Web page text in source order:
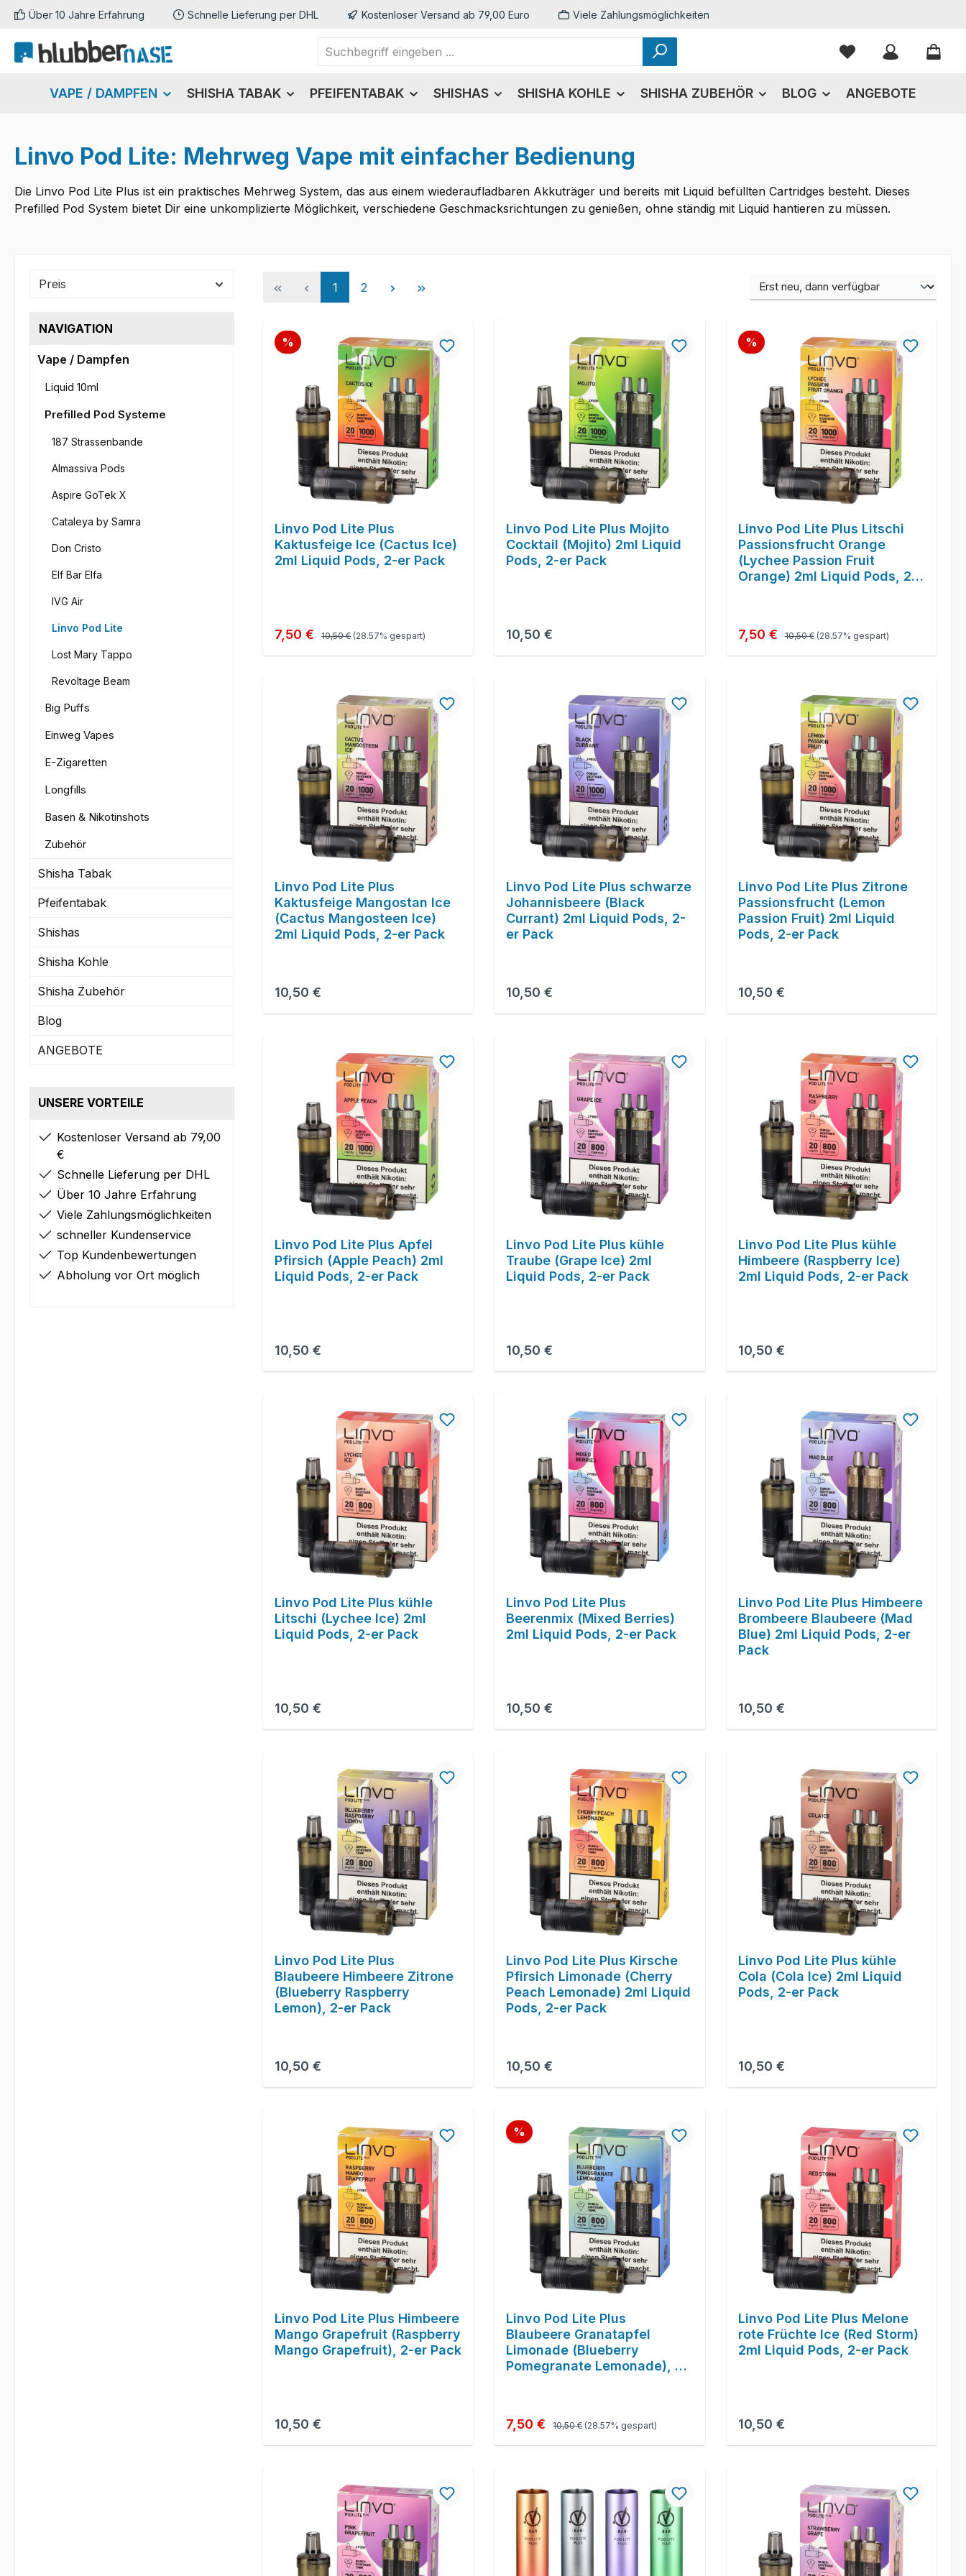
Hauptinhalt springen
Zur Suche springen
Zur Hauptnavigation springen
Über 10 Jahre Erfahrung Schnelle Lieferung per DHL Kostenloser Versand ab 79,00 Euro Viele Zahlungsmöglichkeiten
Du hast 0
VAPE / DAMPFEN SHISHA TABAK PFEIFENTABAK SHISHAS SHISHA KOHLE SHISHA ZUBEHÖR BLOG ANGEBOTE
Linvo Pod Lite: Mehrweg Vape mit einfacher Bedienung
Die Linvo Pod Lite Plus ist ein praktisches Mehrweg System, das aus einem wiederaufladbaren Akkuträger und bereits mit Liquid befüllten Cartridges besteht. Dieses
Prefilled Pod System bietet Dir eine unkomplizierte Möglichkeit, verschiedene Geschmacksrichtungen zu genießen, ohne ständig mit Liquid hantieren zu müssen.
Preis
NAVIGATION
Vape / Dampfen
Liquid 10ml
Prefilled Pod Systeme
187 Strassenbande
Almassiva Pods
Aspire GoTek X
Cataleya by Samra
Don Cristo
Elf Bar Elfa
IVG Air
Linvo Pod Lite
Lost Mary Tappo
Revoltage Beam
Big Puffs
Einweg Vapes
E-Zigaretten
Longfills
Basen & Nikotinshots
Zubehör
Shisha Tabak
Pfeifentabak
Shishas
Shisha Kohle
Shisha Zubehör
Blog
ANGEBOTE
UNSERE VORTEILE
Kostenloser Versand ab 79,00
€
Schnelle Lieferung per DHL
Über 10 Jahre Erfahrung
Viele Zahlungsmöglichkeiten
schneller Kundenservice
Top Kundenbewertungen
Abholung vor Ort möglich
Seite
1 Seite
2
% Rabatt
Linvo Pod Lite Plus
Kaktusfeige Ice (Cactus Ice)
2ml Liquid Pods, 2-er Pack
Verkaufspreis:
7,50 € Regulärer Preis:
10,50 € (28.57% gespart)
Linvo Pod Lite Plus Mojito
Cocktail (Mojito) 2ml Liquid
Pods, 2-er Pack
Regulärer Preis:
10,50 €
% Rabatt
Linvo Pod Lite Plus Litschi
Passionsfrucht Orange
(Lychee Passion Fruit
Orange) 2ml Liquid Pods, 2-
Verkaufspreis:
7,50 € Regulärer Preis:
10,50 € (28.57% gespart)
Linvo Pod Lite Plus
Kaktusfeige Mangostan Ice
(Cactus Mangosteen Ice)
2ml Liquid Pods, 2-er Pack
Regulärer Preis:
10,50 €
Linvo Pod Lite Plus schwarze
Johannisbeere (Black
Currant) 2ml Liquid Pods, 2-
er Pack
Regulärer Preis:
10,50 €
Linvo Pod Lite Plus Zitrone
Passionsfrucht (Lemon
Passion Fruit) 2ml Liquid
Pods, 2-er Pack
Regulärer Preis:
10,50 €
Linvo Pod Lite Plus Apfel
Pfirsich (Apple Peach) 2ml
Liquid Pods, 2-er Pack
Regulärer Preis:
10,50 €
Linvo Pod Lite Plus kühle
Traube (Grape Ice) 2ml
Liquid Pods, 2-er Pack
Regulärer Preis:
10,50 €
Linvo Pod Lite Plus kühle
Himbeere (Raspberry Ice)
2ml Liquid Pods, 2-er Pack
Regulärer Preis:
10,50 €
Linvo Pod Lite Plus kühle
Litschi (Lychee Ice) 2ml
Liquid Pods, 2-er Pack
Regulärer Preis:
10,50 €
Linvo Pod Lite Plus
Beerenmix (Mixed Berries)
2ml Liquid Pods, 2-er Pack
Regulärer Preis:
10,50 €
Linvo Pod Lite Plus Himbeere
Brombeere Blaubeere (Mad
Blue) 2ml Liquid Pods, 2-er
Pack
Regulärer Preis:
10,50 €
Linvo Pod Lite Plus
Blaubeere Himbeere Zitrone
(Blueberry Raspberry
Lemon), 2-er Pack
Regulärer Preis:
10,50 €
Linvo Pod Lite Plus Kirsche
Pfirsich Limonade (Cherry
Peach Lemonade) 2ml Liquid
Pods, 2-er Pack
Regulärer Preis:
10,50 €
Linvo Pod Lite Plus kühle
Cola (Cola Ice) 2ml Liquid
Pods, 2-er Pack
Regulärer Preis:
10,50 €
Linvo Pod Lite Plus Himbeere
Mango Grapefruit (Raspberry
Mango Grapefruit), 2-er Pack
Regulärer Preis:
10,50 €
% Rabatt
Linvo Pod Lite Plus
Blaubeere Granatapfel
Limonade (Blueberry
Pomegranate Lemonade), 2-
Verkaufspreis:
7,50 € Regulärer Preis:
10,50 € (28.57% gespart)
Linvo Pod Lite Plus Melone
rote Früchte Ice (Red Storm)
2ml Liquid Pods, 2-er Pack
Regulärer Preis:
10,50 €